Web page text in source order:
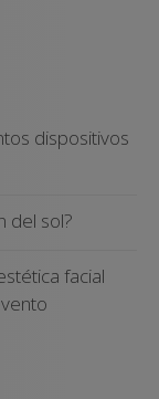
dispositivos
del sol?
facial